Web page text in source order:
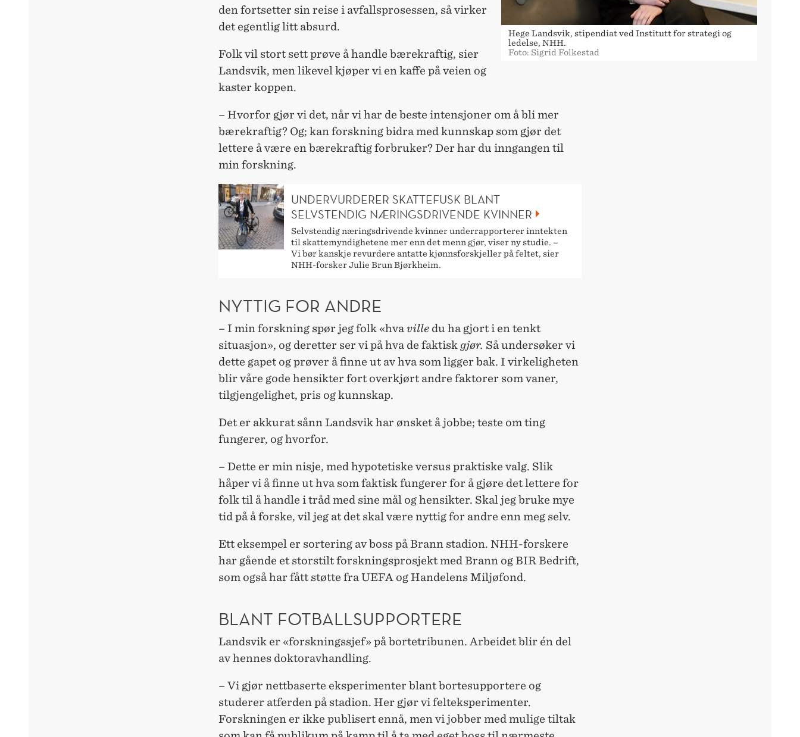
Hege Landsvik, stipendiat ved Institutt for strategi og
ledelse, NHH.
Foto: Sigrid Folkestad
den fortsetter sin reise i avfallsprosessen, så virker
det egentlig litt absurd.
Folk vil stort sett prøve å handle bærekraftig, sier
Landsvik, men likevel kjøper vi en kaffe på veien og
kaster koppen.
– Hvorfor gjør vi det, når vi har de beste intensjoner om å bli mer
bærekraftig? Og; kan forskning bidra med kunnskap som gjør det
lettere å være en bærekraftig forbruker? Der har du inngangen til
min forskning.
UNDERVURDERER SKATTEFUSK BLANT
SELVSTENDIG NÆRINGSDRIVENDE KVINNER
Selvstendig næringsdrivende kvinner underrapporterer inntekten
til skattemyndighetene mer enn det menn gjør, viser ny studie. –
Vi bør kanskje revurdere antatte kjønnsforskjeller på feltet, sier
NHH-forsker Julie Brun Bjørkheim.
NYTTIG FOR ANDRE
– I min forskning spør jeg folk «hvaville du ha gjort i en tenkt
situasjon», og deretter ser vi på hva de faktisk gjør. Så undersøker vi
dette gapet og prøver å finne ut av hva som ligger bak. I virkeligheten
blir våre gode hensikter fort overkjørt andre faktorer som vaner,
tilgjengelighet, pris og kunnskap.
Det er akkurat sånn Landsvik har ønsket å jobbe; teste om ting
fungerer, og hvorfor.
– Dette er min nisje, med hypotetiske versus praktiske valg. Slik
håper vi å finne ut hva som faktisk fungerer for å gjøre det lettere for
folk til å handle i tråd med sine mål og hensikter. Skal jeg bruke mye
tid på å forske, vil jeg at det skal være nyttig for andre enn meg selv.
Ett eksempel er sortering av boss på Brann stadion. NHH-forskere
har gående et storstilt forskningsprosjekt med Brann og BIR Bedrift,
som også har fått støtte fra UEFA og Handelens Miljøfond.
BLANT FOTBALLSUPPORTERE
Landsvik er «forskningssjef» på bortetribunen. Arbeidet blir én del
av hennes doktoravhandling.
– Vi gjør nettbaserte eksperimenter blant bortesupportere og
studerer atferden på stadion. Her gjør vi felteksperimenter.
Forskningen er ikke publisert ennå, men vi jobber med mulige tiltak